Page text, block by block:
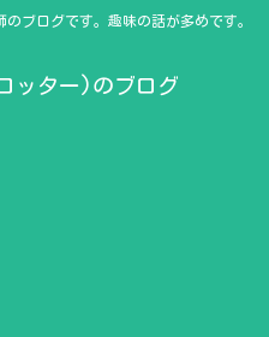
ブログです。趣味の話が多めです。
ター)のブログ